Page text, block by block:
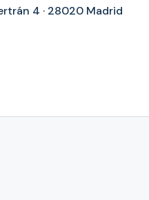
4 · 28020 Madrid